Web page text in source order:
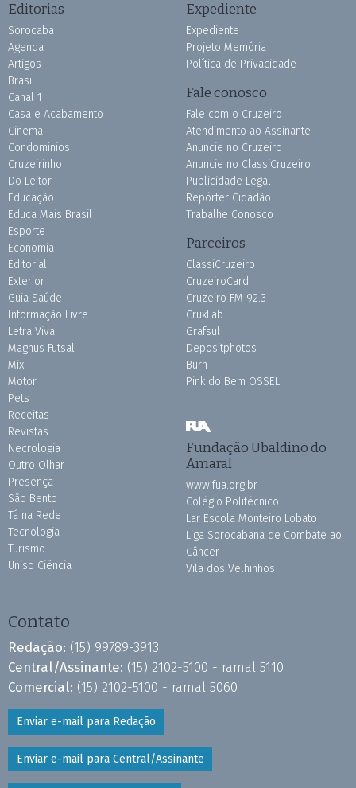
Editorias
Sorocaba
Agenda
Artigos
Brasil
Canal 1
Casa e Acabamento
Cinema
Condomínios
Cruzeirinho
Do Leitor
Educação
Educa Mais Brasil
Esporte
Economia
Editorial
Exterior
Guia Saúde
Informação Livre
Letra Viva
Magnus Futsal
Mix
Motor
Pets
Receitas
Revistas
Necrologia
Outro Olhar
Presença
São Bento
Tá na Rede
Tecnologia
Turismo
Uniso Ciência
Expediente
Expediente
Projeto Memória
Política de Privacidade
Fale conosco
Fale com o Cruzeiro
Atendimento ao Assinante
Anuncie no Cruzeiro
Anuncie no ClassiCruzeiro
Publicidade Legal
Repórter Cidadão
Trabalhe Conosco
Parceiros
ClassiCruzeiro
CruzeiroCard
Cruzeiro FM 92.3
CruxLab
Grafsul
Depositphotos
Burh
Pink do Bem OSSEL
Fundação Ubaldino do
Amaral
www.fua.org.br
Colégio Politécnico
Lar Escola Monteiro Lobato
Liga Sorocabana de Combate ao
Câncer
Vila dos Velhinhos
Contato
Redação: (15) 99789-3913
Central/Assinante: (15) 2102-5100 - ramal 5110
Comercial: (15) 2102-5100 - ramal 5060
Enviar e-mail para Redação
Enviar e-mail para Central/Assinante